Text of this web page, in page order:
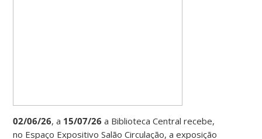
02/06/26, a 15/07/26 a Biblioteca Central recebe,
no Espaço Expositivo Salão Circulação, a exposição